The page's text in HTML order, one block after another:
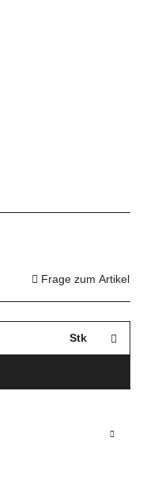
Frage zum Artikel
Stk